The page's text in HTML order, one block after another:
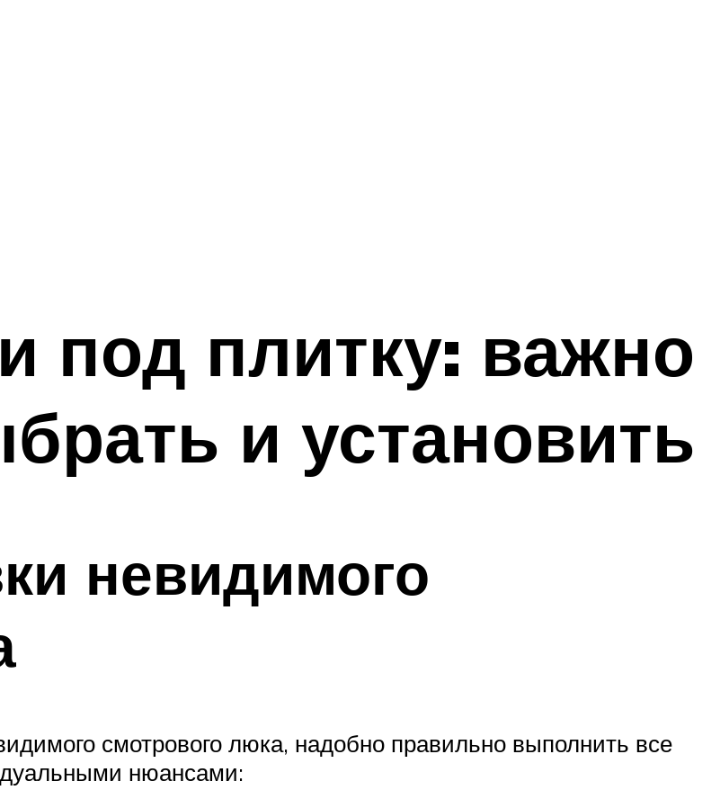
под плитку: важно
и установить
невидимого
смотрового люка, надобно правильно выполнить все
нюансами: